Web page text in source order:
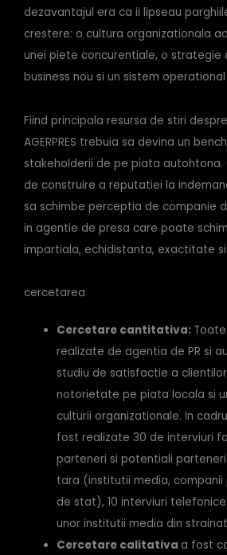
dezavantajul era ca ii lipseau
crestere: o cultura organizationala
unei piete concurentiale, o strategie
business nou si un sistem
Fiind principala resursa de stiri
AGERPRES trebuia sa devina un
stakeholderii de pe piata
de construire a reputatiei la
sa schimbe perceptia de companie
in agentie de presa care poate
impartiala, echidistanta, exactitate
cercetarea
Cercetare cantitativa:
realizate de agentia de PR si
studiu de satisfactie a
notorietate pe piata locala si
culturii organizationale. In
fost realizate 30 de interviuri
parteneri si potentiali parteneri
tara (institutii media, companii
de stat), 10 interviuri
unor institutii media din
Cercetare calitativa a fost